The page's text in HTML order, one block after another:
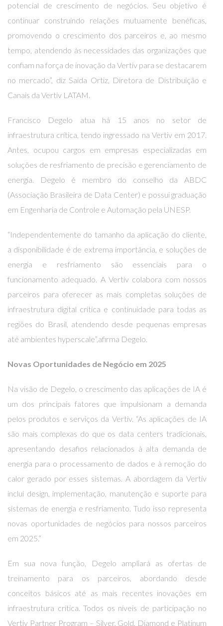
potencial de crescimento de negócios. Seu objetivo é
continuar construindo relações mutuamente benéficas,
promovendo o crescimento dos parceiros e, ao mesmo
tempo, atendendo às necessidades das organizações que
confiam na força de inovação da Vertiv para se destacarem
no mercado”, diz Saida Ortiz, Diretora de Distribuição e
Canais da Vertiv LATAM.
Francisco Degelo atua há 15 anos no setor de
infraestrutura crítica, tendo ingressado na Vertiv em 2017.
Antes, ocupou cargos em empresas especializadas em
soluções de resfriamento de precisão e gerenciamento de
energia. Degelo é membro do conselho da ABDC
(Associação Brasileira de Data Center) e possui graduação
em Engenharia de Controle e Automação pela UNESP.
“Independentemente do tamanho da aplicação do cliente,
a disponibilidade é de extrema importância, e soluções de
energia e resfriamento são essenciais para o
funcionamento adequado. A Vertiv colabora com nossos
parceiros para oferecer as mais completas soluções de
infraestrutura digital crítica e continuidade para todas as
regiões do Brasil, atendendo desde pequenas empresas
até ambientes hyperscale”,afirma Degelo.
Novas Oportunidades de Negócio em 2025
Na visão de Degelo, o crescimento das aplicações de IA é
um dos principais fatores que impulsionam a demanda
pelos produtos e serviços da Vertiv. “As aplicações de IA
são mais complexas do que os data centers tradicionais,
apresentando desafios relacionados à alta demanda de
energia para o processamento de dados e à remoção do
calor gerado por esses sistemas. A abordagem da Vertiv
inclui design, implementação, manutenção e suporte para
sistemas de energia e resfriamento. Tudo isso representa
novas oportunidades de negócios para nossos parceiros
em 2025.”
Em sua nova função, Degelo ampliará as ofertas de
treinamento para os parceiros, abordando desde
conceitos básicos até as mais recentes inovações em
infraestrutura crítica. Todos os níveis de participação no
Vertiv Partner Program – Silver, Gold, Diamond e Platinum